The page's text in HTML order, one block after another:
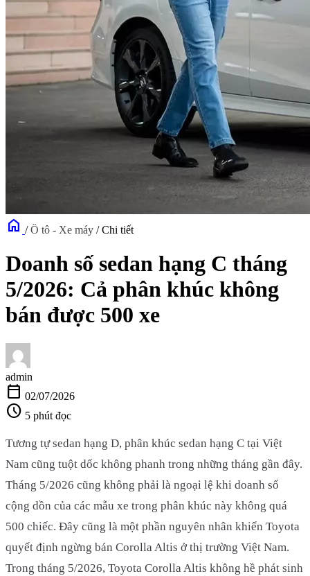
home / Ô tô - Xe máy / Chi tiết
Doanh số sedan hạng C tháng
5/2026: Cả phân khúc không
bán được 500 xe
admin
calendar_today 02/07/2026
schedule 5 phút đọc
Tương tự sedan hạng D, phân khúc sedan hạng C tại Việt
Nam cũng tuột dốc không phanh trong những tháng gần đây.
Tháng 5/2026 cũng không phải là ngoại lệ khi doanh số
cộng dồn của các mẫu xe trong phân khúc này không quá
500 chiếc. Đây cũng là một phần nguyên nhân khiến Toyota
quyết định ngừng bán Corolla Altis ở thị trường Việt Nam.
Trong tháng 5/2026, Toyota Corolla Altis không hề phát sinh